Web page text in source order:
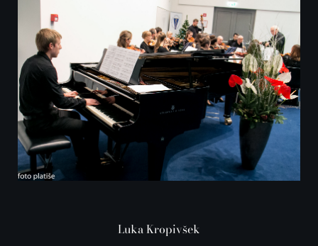
Luka Kropivšek